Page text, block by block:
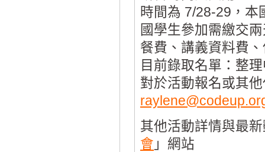
時間為 7/28-29，本
國學生參加需繳交
餐費、講義資料費
目前錄取名單：整
對於活動報名或其
其他活動詳情與最
會 」網站